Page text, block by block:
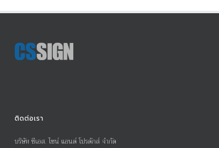
ติดต่อเรา
บริษัท ซีเอส. ไซน์ แอนด์ โปรดักส์ จำกัด